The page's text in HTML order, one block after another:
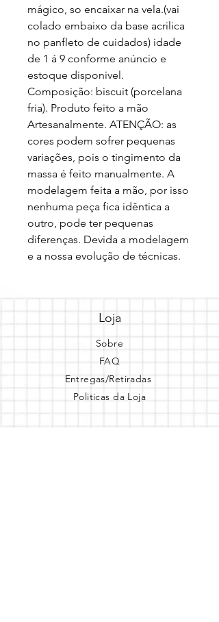
mágico, so encaixar na vela.(vai
colado embaixo da base acrilica
no panfleto de cuidados) idade
de 1 á 9 conforme anúncio e
estoque disponivel.
Composição: biscuit (porcelana
fria). Produto feito a mão
Artesanalmente. ATENÇÃO: as
cores podem sofrer pequenas
variações, pois o tingimento da
massa é feito manualmente. A
modelagem feita a mão, por isso
nenhuma peça fica idêntica a
outro, pode ter pequenas
diferenças. Devida a modelagem
e a nossa evolução de técnicas.
Loja
Sobre
FAQ
Entregas/Retiradas
Politicas da Loja